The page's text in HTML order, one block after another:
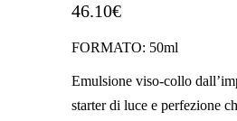
46.10€
FORMATO: 50ml
Emulsione viso-collo
starter di luce e perfezione